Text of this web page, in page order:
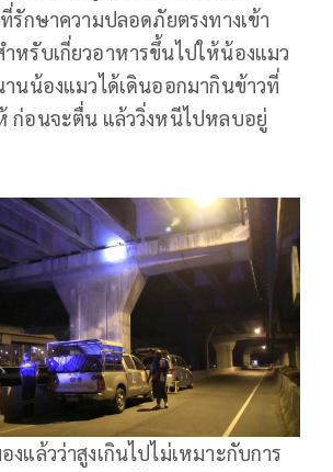
รักษาความปลอดภัยตรงทางเข้า
ำหรับเกี่ยวอาหารขึ้นไปให้น้องแมว
านน้องแมวได้เดินออกมากินข้าวที่
ก่อนจะตื่น แล้ววิ่งหนีไปหลบอยู่
งแล้วว่าสูงเกินไปไม่เหมาะกับการ